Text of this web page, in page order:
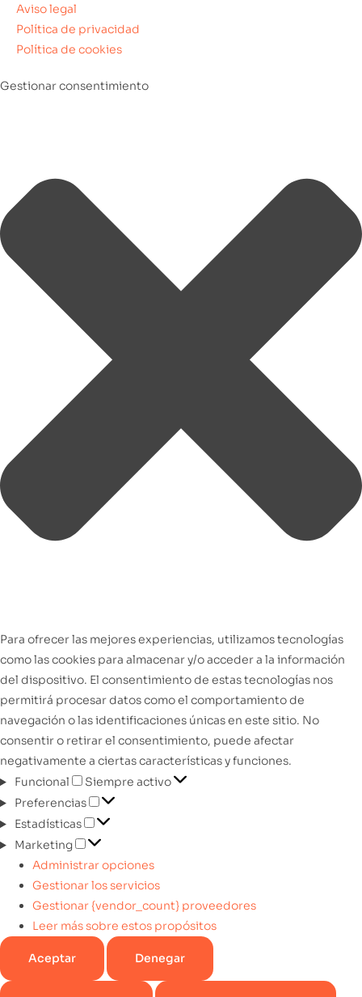
Aviso legal
Política de privacidad
Política de cookies
Gestionar consentimiento
Para ofrecer las mejores experiencias, utilizamos tecnologías
como las cookies para almacenar y/o acceder a la información
del dispositivo. El consentimiento de estas tecnologías nos
permitirá procesar datos como el comportamiento de
navegación o las identificaciones únicas en este sitio. No
consentir o retirar el consentimiento, puede afectar
negativamente a ciertas características y funciones.
Funcional
Siempre activo
Preferencias
Estadísticas
Marketing
Administrar opciones
Gestionar los servicios
Gestionar {vendor_count} proveedores
Leer más sobre estos propósitos
Aceptar Denegar